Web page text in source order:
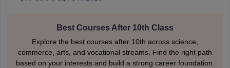
Best Courses After 10th Class
Explore the best courses after 10th across science,
commerce, arts, and vocational streams. Find the right path
based on your interests and build a strong career foundation.